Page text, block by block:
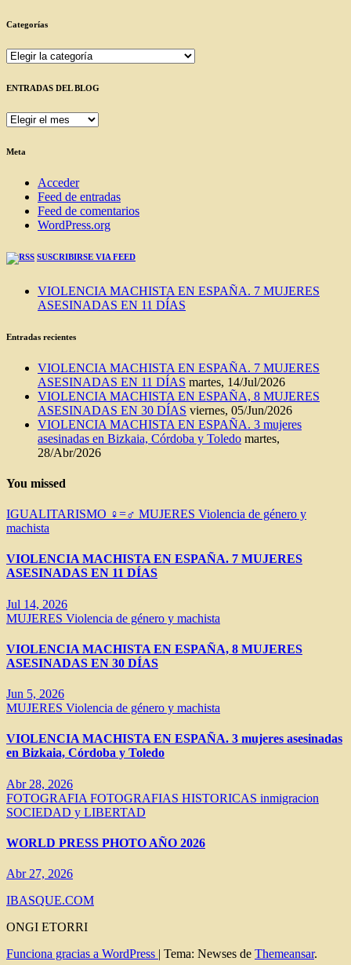
Categorías
Categorías
ENTRADAS DEL BLOG
ENTRADAS
BLOG
Meta
Acceder
Feed de entradas
Feed de comentarios
WordPress.org
SUSCRIBIRSE VIA FEED
VIOLENCIA MACHISTA EN ESPAÑA. 7 MUJERES
ASESINADAS EN 11 DÍAS
Entradas recientes
VIOLENCIA MACHISTA EN ESPAÑA. 7 MUJERES
ASESINADAS EN 11 DÍAS martes, 14/Jul/2026
VIOLENCIA MACHISTA EN ESPAÑA, 8 MUJERES
ASESINADAS EN 30 DÍAS viernes, 05/Jun/2026
VIOLENCIA MACHISTA EN ESPAÑA. 3 mujeres
asesinadas en Bizkaia, Córdoba y Toledo martes,
28/Abr/2026
You missed
IGUALITARISMO ♀=♂ MUJERES Violencia de género y
machista
VIOLENCIA MACHISTA EN ESPAÑA. 7 MUJERES
ASESINADAS EN 11 DÍAS
Jul 14, 2026
MUJERES Violencia de género y machista
VIOLENCIA MACHISTA EN ESPAÑA, 8 MUJERES
ASESINADAS EN 30 DÍAS
Jun 5, 2026
MUJERES Violencia de género y machista
VIOLENCIA MACHISTA EN ESPAÑA. 3 mujeres asesinadas
en Bizkaia, Córdoba y Toledo
Abr 28, 2026
FOTOGRAFIA FOTOGRAFIAS HISTORICAS inmigracion
SOCIEDAD y LIBERTAD
WORLD PRESS PHOTO AÑO 2026
Abr 27, 2026
IBASQUE.COM
ONGI ETORRI
Funciona gracias a WordPress | Tema: Newses de Themeansar.